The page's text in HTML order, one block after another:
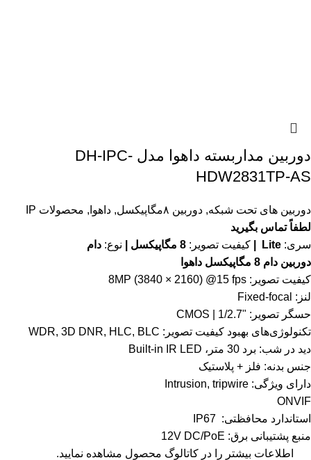
دوربین مداربسته داهوا مدل DH-IPC-
HDW2831TP-AS
دوربین های تحت شبکه, دوربین ۸مگاپیکسل , داهوا , محصولات IP
لطفاً تماس بگیرید
سری: Lite | کیفیت تصویر: نوع: دام
دوربین دام 8 مگاپیکسل داهوا
کیفیت تصویر: 8MP (3840 × 2160) @15 fps
لنز: Fixed-focal
حسگر تصویر: "1/2.7 | CMOS
تکنولوژی‌های بهبود کیفیت تصویر: WDR, 3D DNR, HLC, BLC
دید در شب: برد 30 متر، Built-in IR LED
جنس بدنه: فلز + پلاستیک
دارای ویژگی: Intrusion, tripwire
ONVIF
استاندارد محافظتی: IP67
منبع پشتیبانی برق: 12V DC/PoE
اطلاعات بیشتر را در کاتالوگ محصول مشاهده نمایید.